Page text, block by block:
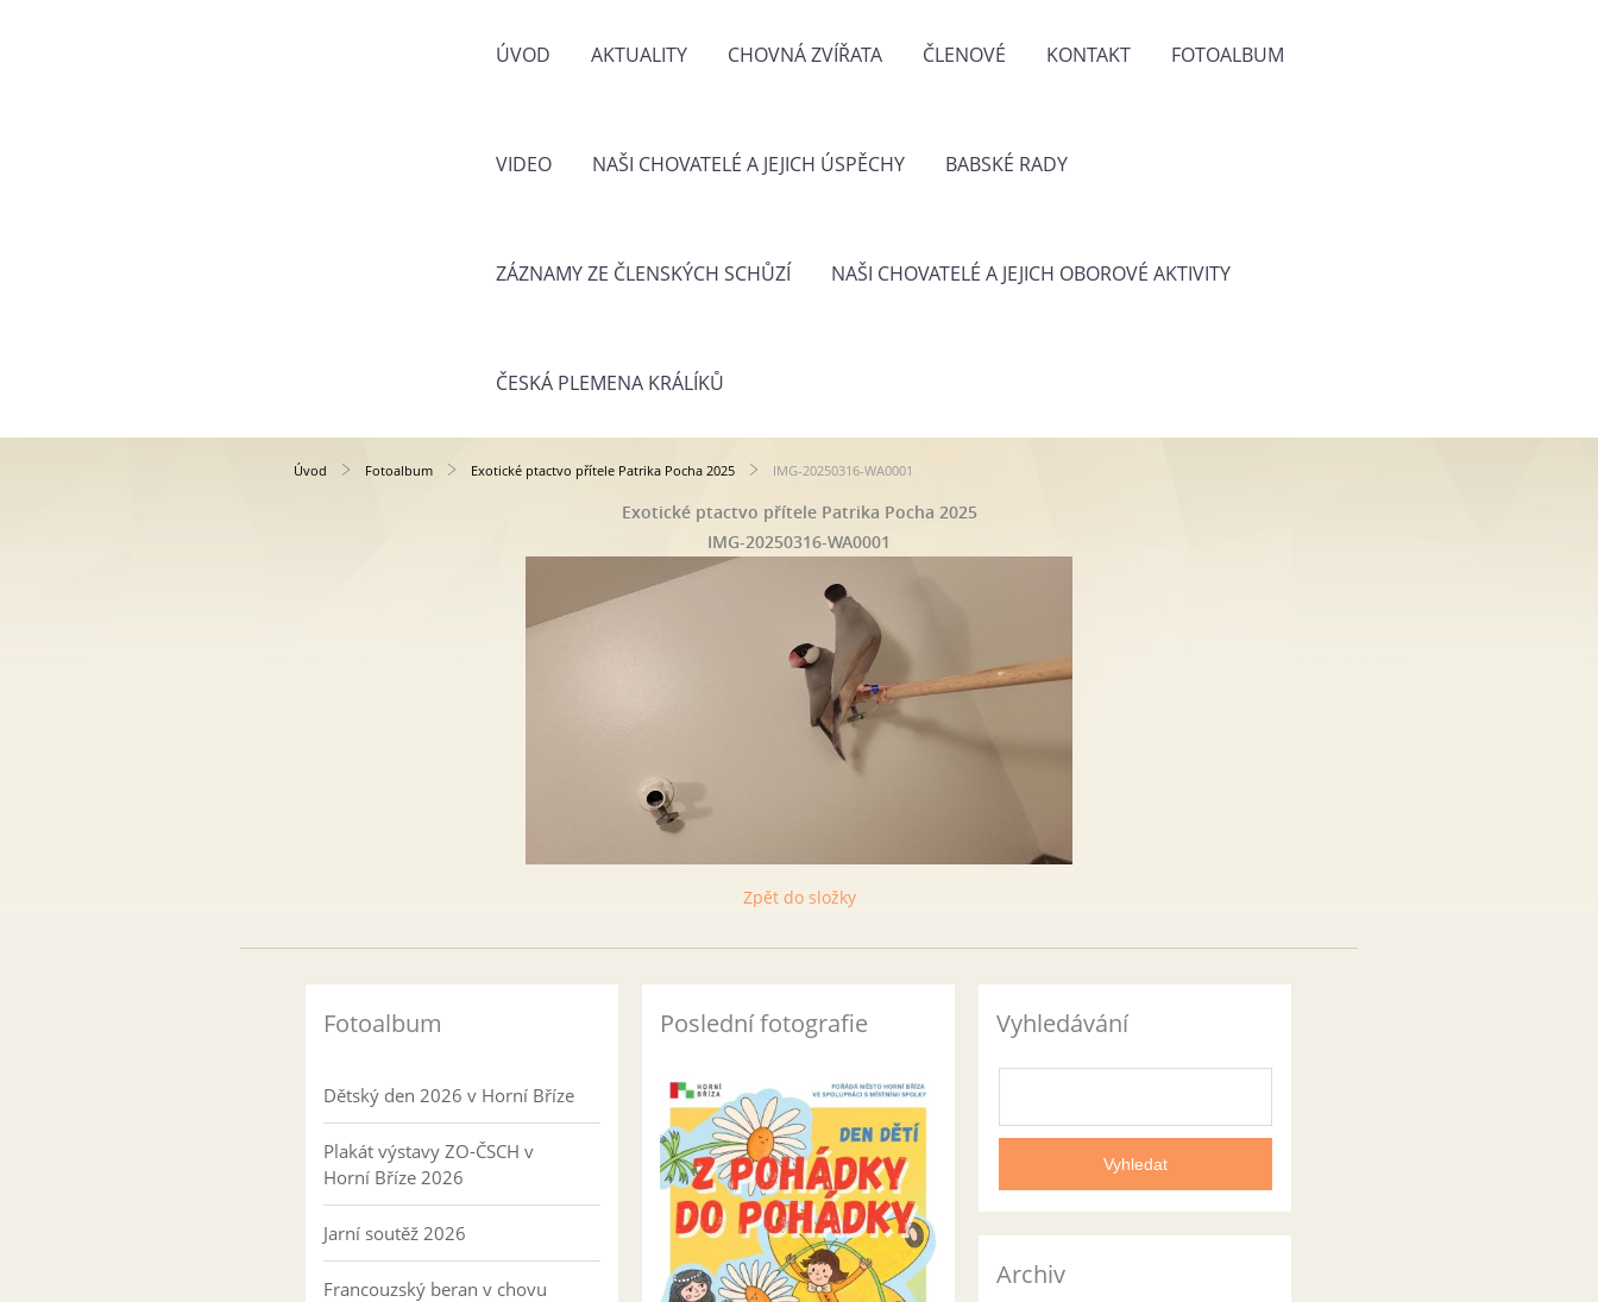
ÚVOD AKTUALITY CHOVNÁ ZVÍŘATA ČLENOVÉ KONTAKT FOTOALBUM
VIDEO NAŠI CHOVATELÉ A JEJICH ÚSPĚCHY BABSKÉ RADY
ZÁZNAMY ZE ČLENSKÝCH SCHŮZÍ NAŠI CHOVATELÉ A JEJICH OBOROVÉ AKTIVITY
ČESKÁ PLEMENA KRÁLÍKŮ
Úvod Fotoalbum Exotické ptactvo přítele Patrika Pocha 2025 IMG-20250316-WA0001
Exotické ptactvo přítele Patrika Pocha 2025
IMG-20250316-WA0001
Zpět do složky
Fotoalbum
Dětský den 2026 v Horní Bříze
Plakát výstavy ZO-ČSCH v
Horní Bříze 2026
Jarní soutěž 2026
Francouzský beran v chovu
Poslední fotografie Vyhledávání
Archiv